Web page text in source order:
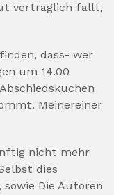
vertraglich fallt,
dass- wer
um 14.00
Meinereiner
nicht mehr
dies
Die Autoren